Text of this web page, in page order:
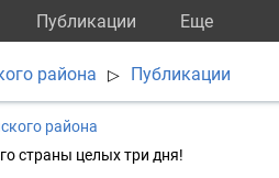
Публикации Eще
района ▷ Публикации
района
страны целых три дня!